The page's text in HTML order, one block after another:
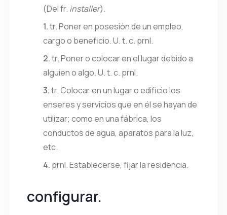
(Delfr. installer).
1.tr.Poner en posesión de un empleo,
cargo o beneficio.U. t. c. prnl.
2.tr.Poner o colocar en el lugar debido a
alguien o algo.U. t. c. prnl.
3.tr.Colocar en un lugar o edificio los
enseres y servicios que en él se hayan de
utilizar; como en una fábrica, los
conductos de agua, aparatos para la luz,
etc.
4. prnl.Establecerse, fijar la residencia.
configurar.